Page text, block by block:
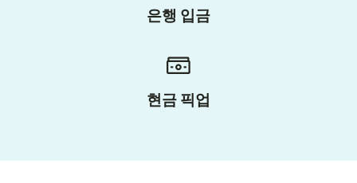
은행 입금
현금 픽업